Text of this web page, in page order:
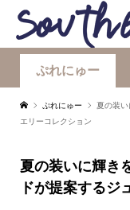
ぷれにゅー
ぷれにゅー
夏の装い
エリーコレクション
夏の装いに輝き
ドが提案するジ